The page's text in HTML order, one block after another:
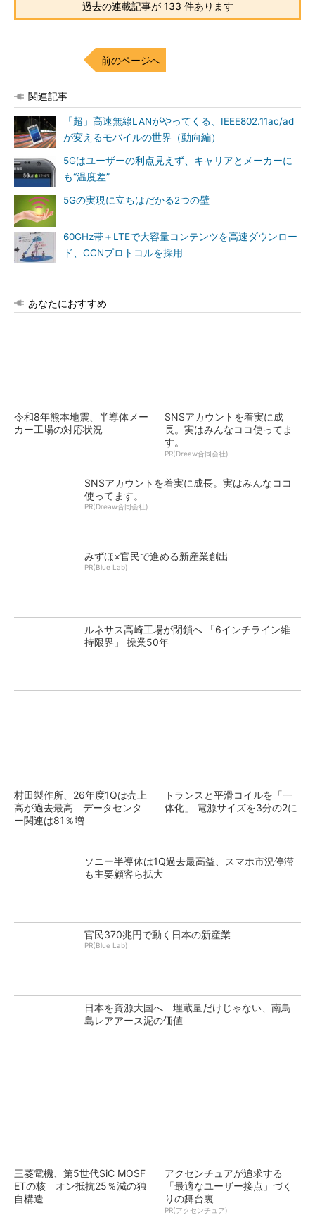
過去の連載記事が 133 件あります
前のページへ
関連記事
「超」高速無線LANがやってくる、IEEE802.11ac/ad
が変えるモバイルの世界（動向編）
5Gはユーザーの利点見えず、キャリアとメーカーに
も“温度差”
5Gの実現に立ちはだかる2つの壁
60GHz帯＋LTEで大容量コンテンツを高速ダウンロー
ド、CCNプロトコルを採用
あなたにおすすめ
令和8年熊本地震、半導体メー
カー工場の対応状況
SNSアカウントを着実に成
長。実はみんなココ使ってま
す。
PR(Dreaw合同会社)
SNSアカウントを着実に成長。実はみんなココ
使ってます。
PR(Dreaw合同会社)
みずほ×官民で進める新産業創出
PR(Blue Lab)
ルネサス高崎工場が閉鎖へ 「6インチライン維
持限界」 操業50年
村田製作所、26年度1Qは売上
高が過去最高 データセンタ
ー関連は81％増
トランスと平滑コイルを「一
体化」 電源サイズを3分の2に
ソニー半導体は1Q過去最高益、スマホ市況停滞
も主要顧客ら拡大
官民370兆円で動く日本の新産業
PR(Blue Lab)
日本を資源大国へ 埋蔵量だけじゃない、南鳥
島レアアース泥の価値
三菱電機、第5世代SiC MOSF
ETの核 オン抵抗25％減の独
自構造
アクセンチュアが追求する
「最適なユーザー接点」づく
りの舞台裏
PR(アクセンチュア)